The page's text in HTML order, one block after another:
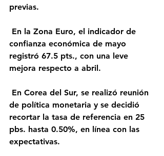
previas.
confianza económica de mayo
registró 67.5 pts., con una leve
mejora respecto a abril.
de política monetaria y se decidió
recortar la tasa de referencia en 25
pbs. hasta 0.50%, en línea con las
expectativas.